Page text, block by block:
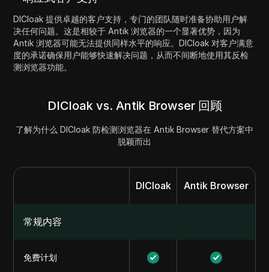
DICloak 提供卓越的客户支持，专门的团队随时准备协助用户解
决任何问题。这是相较于 Antik 浏览器的一个显著优势，因为
Antik 浏览器可能无法提供同样水平的响应。DICloak 对客户满意
度的承诺确保用户能够快速解决问题，从而不间断地使用其反检
测浏览器功能。
DICloak vs. Antik Browser 回顾
了解为什么 DICloak 防检测浏览器在 Antik Browser 替代方案中
脱颖而出
DICloak Antik Browser
常规内容
免费计划